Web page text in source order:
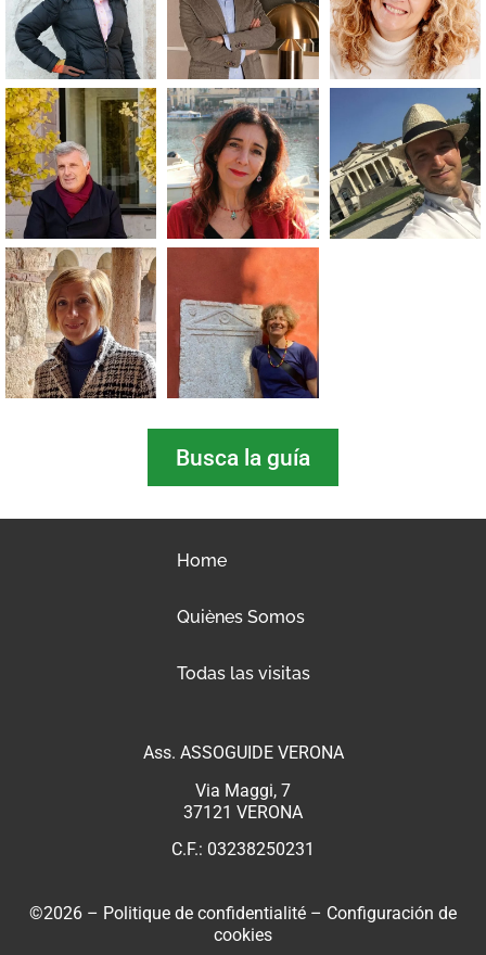
Busca la guía
Home
Quiènes Somos
Todas las visitas
Ass. ASSOGUIDE VERONA
Via Maggi, 7
37121 VERONA
C.F.: 03238250231
©2026 – Politique de confidentialité – Configuración de
cookies